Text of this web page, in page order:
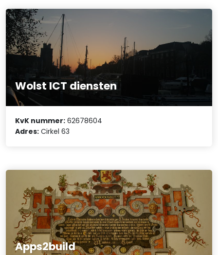
Wolst ICT diensten
KvK nummer: 62678604
Adres: Cirkel 63
Apps2build